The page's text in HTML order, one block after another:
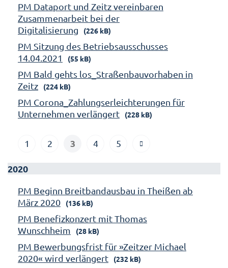
PM Dataport und Zeitz vereinbaren
Zusammenarbeit bei der
Digitalisierung
(226 kB)
PM Sitzung des Betriebsausschusses
14.04.2021
(55 kB)
PM Bald gehts los_Straßenbauvorhaben in
Zeitz
(224 kB)
PM Corona_Zahlungserleichterungen für
Unternehmen verlängert
(228 kB)
1 2 3 4 5
2020
PM Beginn Breitbandausbau in Theißen ab
März 2020
(136 kB)
PM Benefizkonzert mit Thomas
Wunschheim
(28 kB)
PM Bewerbungsfrist für »Zeitzer Michael
2020« wird verlängert
(232 kB)